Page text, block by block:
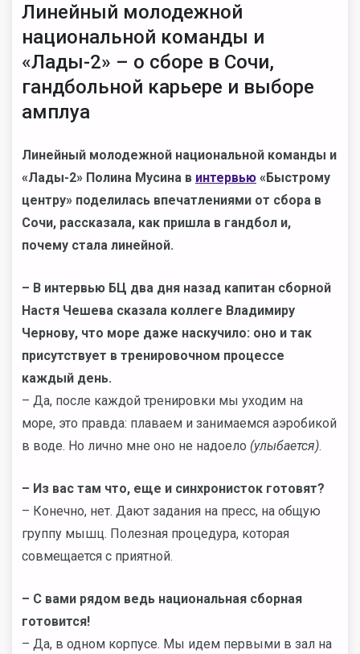
Линейный молодежной
национальной команды и
«Лады-2» – о сборе в Сочи,
гандбольной карьере и выборе
амплуа
Линейный молодежной национальной команды и
«Лады-2» Полина Мусина в интервью «Быстрому
центру» поделилась впечатлениями от сбора в
Сочи, рассказала, как пришла в гандбол и,
почему стала линейной.
– В интервью БЦ два дня назад капитан сборной
Настя Чешева сказала коллеге Владимиру
Чернову, что море даже наскучило: оно и так
присутствует в тренировочном процессе
каждый день.
– Да, после каждой тренировки мы уходим на
море, это правда: плаваем и занимаемся аэробикой
в воде. Но лично мне оно не надоело (улыбается).
– Из вас там что, еще и синхронисток готовят?
– Конечно, нет. Дают задания на пресс, на общую
группу мышц. Полезная процедура, которая
совмещается с приятной.
– С вами рядом ведь национальная сборная
готовится!
– Да, в одном корпусе. Мы идем первыми в зал на